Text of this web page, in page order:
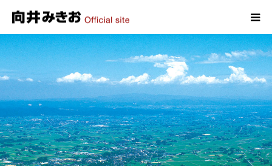
HOME
プロフィール
政策
活動報告